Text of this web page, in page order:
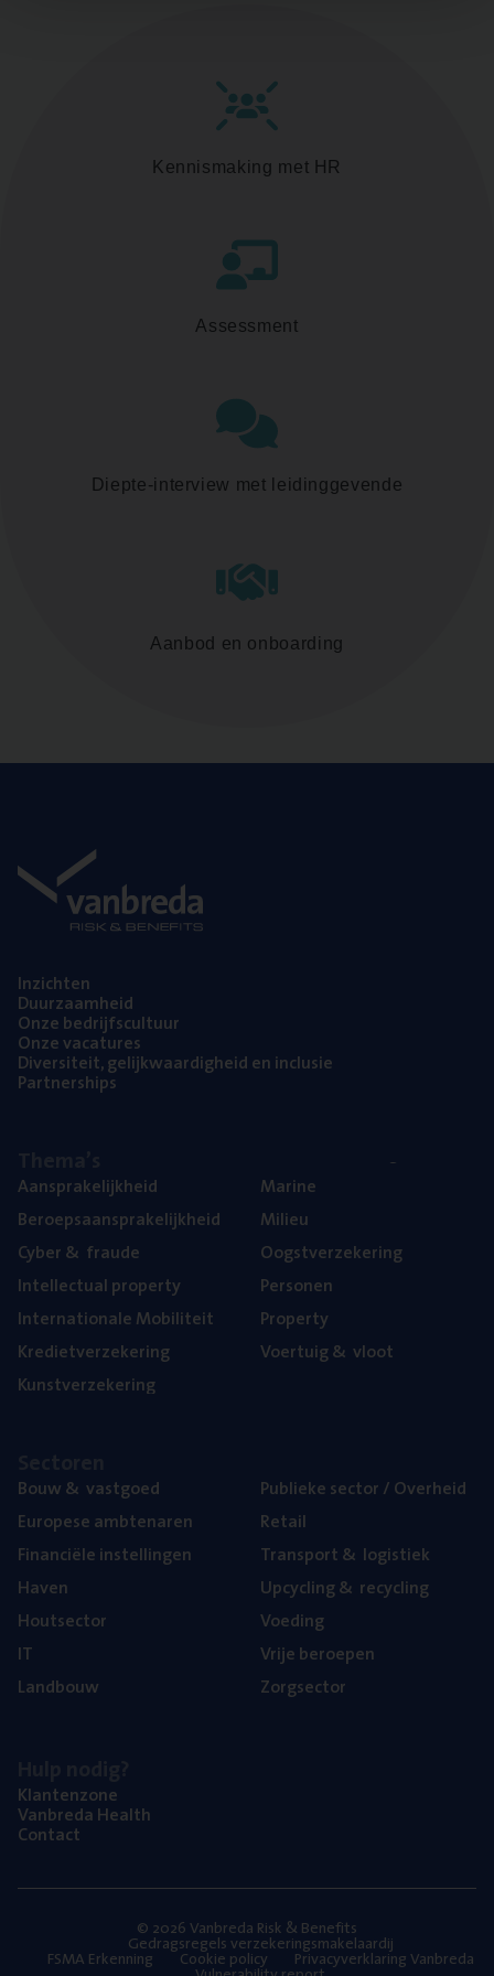
Kennismaking met HR
Assessment
Diepte-interview met leidinggevende
Aanbod en onboarding
Inzich­ten
Duur­zaam­heid
Onze bedrijfs­cul­tuur
Onze vaca­tu­res
Diver­si­teit, gelijk­waar­dig­heid en inclusie
Part­ner­ships
Aan­spra­ke­lijk­heid
Beroeps­aan­spra­ke­lijk­heid
Cyber& fraude
Intel­lec­tu­al property
Inter­na­ti­o­na­le Mobiliteit
Kre­diet­ver­ze­ke­ring
Kunst­ver­ze­ke­ring
Mari­ne
Mili­eu
Oogst­ver­ze­ke­ring
Per­so­nen
Pro­per­ty
Voer­tuig& vloot
Bouw& vastgoed
Euro­pe­se ambtenaren
Finan­ci­ë­le instellingen
Haven
Hout­sec­tor
IT
Land­bouw
Publie­ke sec­tor / Overheid
Retail
Trans­port& logistiek
Upcy­cling& recycling
Voe­ding
Vrije beroe­pen
Zorg­sec­tor
Klan­ten­zo­ne
Van­b­re­da Health
Con­tact
© 2026 Vanbreda Risk & Benefits
Gedragsregels verzekeringsmakelaardij
FSMA Erkenning Cookie policy Privacyverklaring Vanbreda